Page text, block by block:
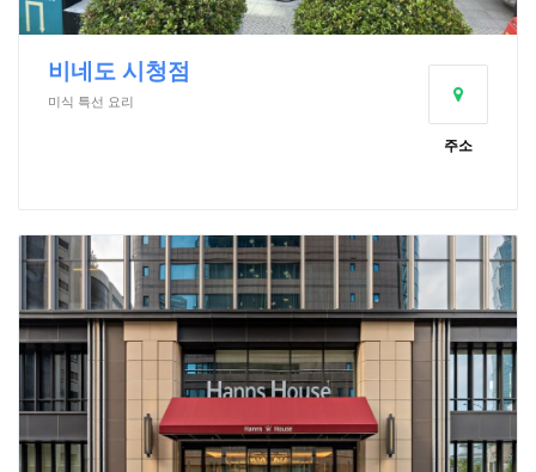
비네도 시청점
미식 특선 요리
주소